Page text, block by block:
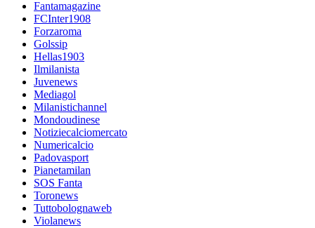
Fantamagazine
FCInter1908
Forzaroma
Golssip
Hellas1903
Ilmilanista
Juvenews
Mediagol
Milanistichannel
Mondoudinese
Notiziecalciomercato
Numericalcio
Padovasport
Pianetamilan
SOS Fanta
Toronews
Tuttobolognaweb
Violanews